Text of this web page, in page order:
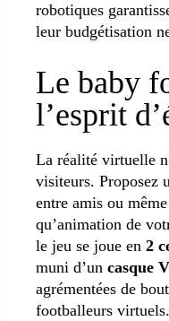
robotiques
leur budgétisation
Le baby
l’esprit
La réalité virtuelle
visiteurs. Proposez
entre amis ou
qu’animation de
le jeu se joue en 2
muni d’un casque
agrémentées de
footballeurs virtuels.